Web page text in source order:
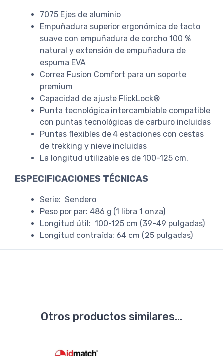
7075 Ejes de aluminio
Empuñadura superior ergonómica de tacto
suave con empuñadura de corcho 100 %
natural y extensión de empuñadura de
espuma EVA
Correa Fusion Comfort para un soporte
premium
Capacidad de ajuste FlickLock®
Punta tecnológica intercambiable compatible
con puntas tecnológicas de carburo incluidas
Puntas flexibles de 4 estaciones con cestas
de trekking y nieve incluidas
La longitud utilizable es de 100-125 cm.
ESPECIFICACIONES TÉCNICAS
Serie: Sendero
Peso por par: 486 g (1 libra 1 onza)
Longitud útil: 100-125 cm (39-49 pulgadas)
Longitud contraída: 64 cm (25 pulgadas)
Otros productos similares...